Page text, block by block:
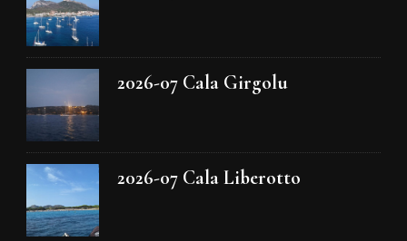
2026-07 Cala Girgolu
2026-07 Cala Liberotto